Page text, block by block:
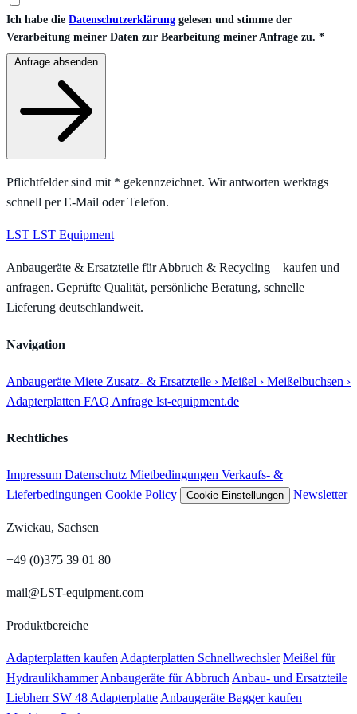
Ich habe die Datenschutzerklärung gelesen und stimme der
Verarbeitung meiner Daten zur Bearbeitung meiner Anfrage zu. *
Pflichtfelder sind mit * gekennzeichnet. Wir antworten werktags
schnell per E-Mail oder Telefon.
LST LST Equipment
Anbaugeräte & Ersatzteile für Abbruch & Recycling – kaufen und
anfragen. Geprüfte Qualität, persönliche Beratung, schnelle
Lieferung deutschlandweit.
Navigation
Anbaugeräte Miete Zusatz- & Ersatzteile › Meißel › Meißelbuchsen ›
Adapterplatten FAQ Anfrage lst-equipment.de
Rechtliches
Impressum Datenschutz Mietbedingungen Verkaufs- &
Lieferbedingungen Cookie Policy Cookie-Einstellungen Newsletter
Zwickau, Sachsen
+49 (0)375 39 01 80
mail@LST-equipment.com
Produktbereiche
Adapterplatten kaufenAdapterplatten Schnellwechsler Meißel für
HydraulikhammerAnbaugeräte für AbbruchAnbau- und Ersatzteile
Liebherr SW 48 AdapterplatteAnbaugeräte Bagger kaufen